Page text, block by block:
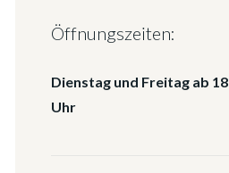
Öffnungszeiten:
Dienstag und Freitag ab 18
Uhr